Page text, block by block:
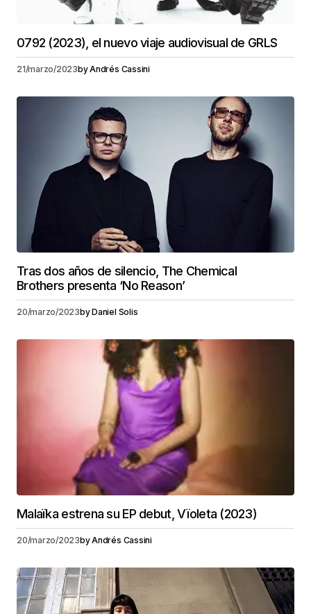
0792 (2023), el nuevo viaje audiovisual de GRLS
21/marzo/2023byAndrés Cassini
Tras dos años de silencio, The Chemical
Brothers presenta ‘No Reason’
20/marzo/2023byDaniel Solis
Malaïka estrena su EP debut, Vïoleta (2023)
20/marzo/2023byAndrés Cassini